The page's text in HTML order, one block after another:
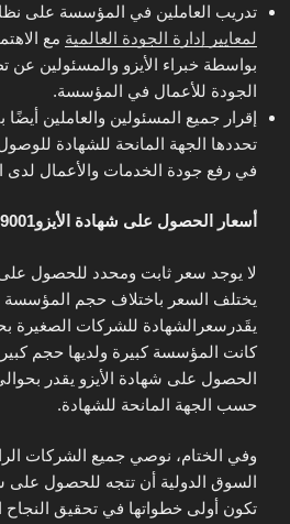
تدريب العاملين في المؤسسة على
لمعايير إدارة الجودة العالمية مع
بواسطة خبراء الأيزو والمسئولين عن
الجودة للأعمال في المؤسسة.
إقرار جميع المسئولين والعاملين أيضًا
تحددها الجهة المانحة للشهادة
في رفع جودة الخدمات والأعمال
أسعار الحصول على شهادة الأيزو9001
يختلف السعر باختلاف حجم المؤسسة
كانت المؤسسة كبيرة ولديها حجم
حسب الجهة المانحة للشهادة.
وفي الختام، نوصي جميع الشركات
تكون أولى خطواتها في تحقيق